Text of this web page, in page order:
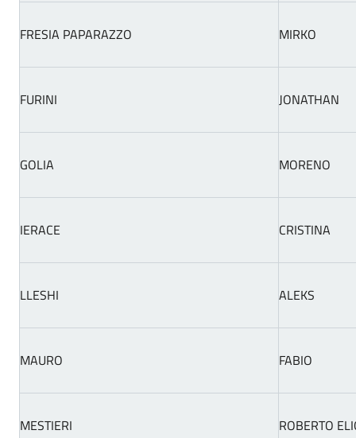
FRESIA PAPARAZZO MIRKO
FURINI JONATHAN
GOLIA MORENO
IERACE CRISTINA
LLESHI ALEKS
MAURO FABIO
MESTIERI ROBERTO